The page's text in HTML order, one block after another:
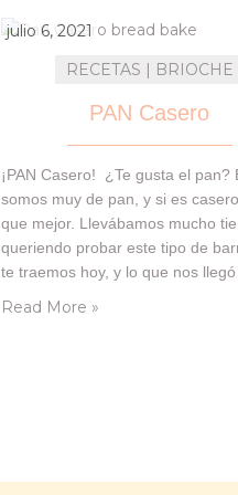
chocolate bizcochado bañados
julio 6, 2021
RECETAS | BRIOCHE
PAN Casero
¡PAN Casero! ¿Te gusta el pan?
somos muy de pan, y si es
que mejor. Llevábamos mucho
queriendo probar este tipo de
te traemos hoy, y lo que nos
nuestra cajita de DegustaBox del
Read More »